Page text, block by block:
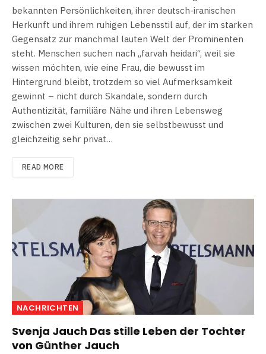
bekannten Persönlichkeiten, ihrer deutsch-iranischen
Herkunft und ihrem ruhigen Lebensstil auf, der im starken
Gegensatz zur manchmal lauten Welt der Prominenten
steht. Menschen suchen nach „farvah heidari“, weil sie
wissen möchten, wie eine Frau, die bewusst im
Hintergrund bleibt, trotzdem so viel Aufmerksamkeit
gewinnt – nicht durch Skandale, sondern durch
Authentizität, familiäre Nähe und ihren Lebensweg
zwischen zwei Kulturen, den sie selbstbewusst und
gleichzeitig sehr privat…
READ MORE
NACHRICHTEN
Svenja Jauch Das stille Leben der Tochter
von Günther Jauch